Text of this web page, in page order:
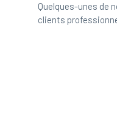
Quelques-unes de
clients